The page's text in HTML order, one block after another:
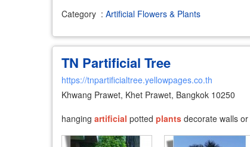
Category : Artificial Flowers & Plants
TN Partificial Tree
https://tnpartificialtree.yellowpages.co.th
Khwang Prawet, Khet Prawet, Bangkok 10250
hanging artificial potted plants decorate walls